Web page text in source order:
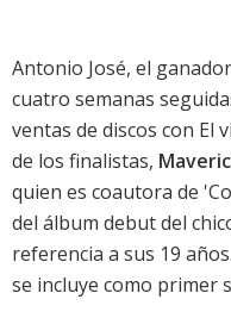
Antonio José, el
cuatro semanas
ventas de discos con El
de los finalistas,
quien es coautora de
del álbum debut del
referencia a sus 19
se incluye como primer